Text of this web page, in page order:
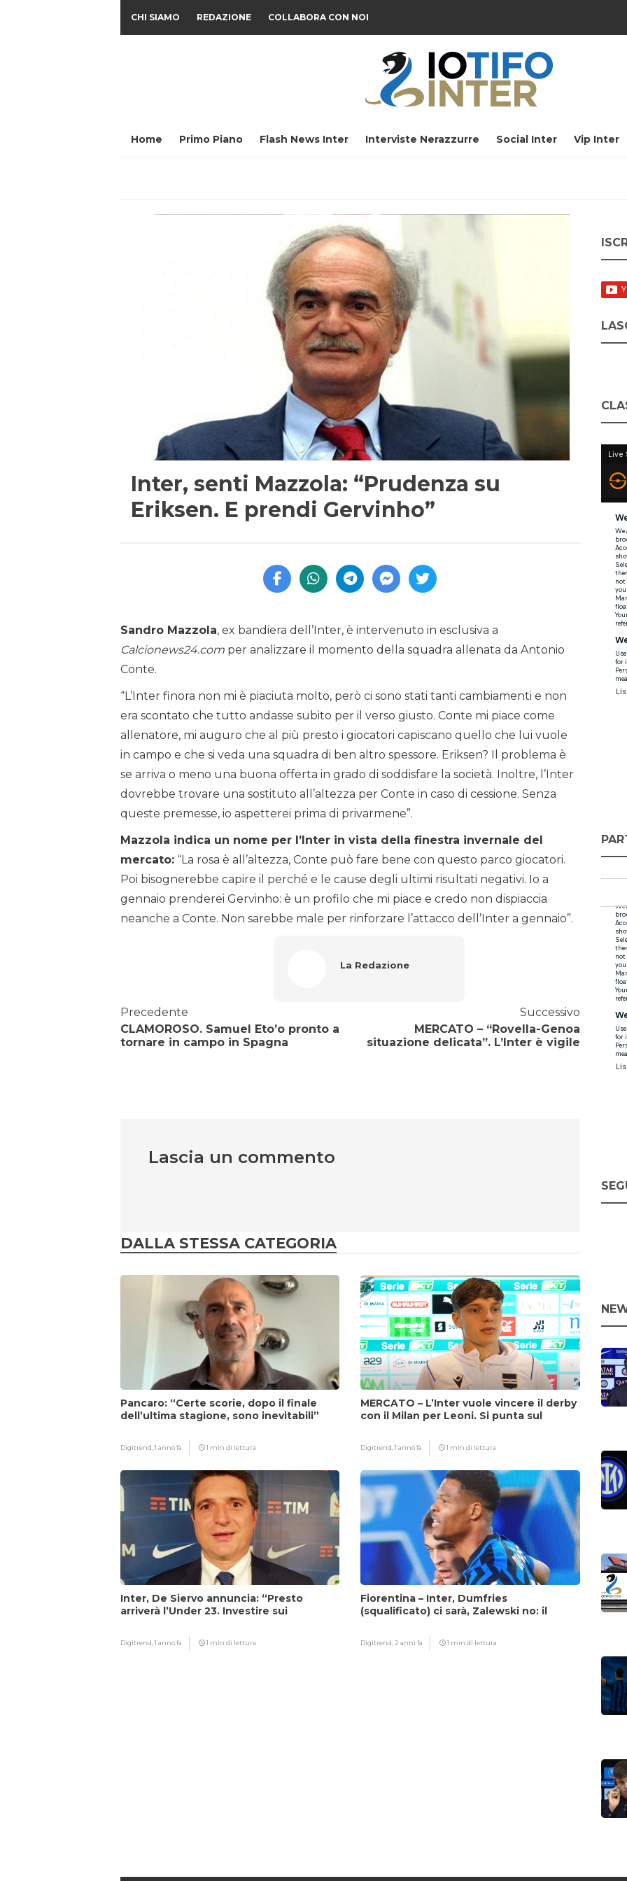
CHI SIAMO REDAZIONE COLLABORA CON NOI
Home Primo Piano Flash News Inter Interviste Nerazzurre Social Inter Vip Inter
Inter, senti Mazzola: “Prudenza su
Eriksen. E prendi Gervinho”
Sandro Mazzola, ex bandiera dell’Inter, è intervenuto in esclusiva a
Calcionews24.com per analizzare il momento della squadra allenata da Antonio
Conte.
“L’Inter finora non mi è piaciuta molto, però ci sono stati tanti cambiamenti e non
era scontato che tutto andasse subito per il verso giusto. Conte mi piace come
allenatore, mi auguro che al più presto i giocatori capiscano quello che lui vuole
in campo e che si veda una squadra di ben altro spessore. Eriksen? Il problema è
se arriva o meno una buona offerta in grado di soddisfare la società. Inoltre, l’Inter
dovrebbe trovare una sostituto all’altezza per Conte in caso di cessione. Senza
queste premesse, io aspetterei prima di privarmene”.
Mazzola indica un nome per l’Inter in vista della finestra invernale del
mercato: “La rosa è all’altezza, Conte può fare bene con questo parco giocatori.
Poi bisognerebbe capire il perché e le cause degli ultimi risultati negativi. Io a
gennaio prenderei Gervinho: è un profilo che mi piace e credo non dispiaccia
neanche a Conte. Non sarebbe male per rinforzare l’attacco dell’Inter a gennaio”.
La Redazione
Precedente
CLAMOROSO. Samuel Eto’o pronto a
tornare in campo in Spagna
Successivo
MERCATO – “Rovella-Genoa
situazione delicata”. L’Inter è vigile
Lascia un commento
DALLA STESSA CATEGORIA
Pancaro: “Certe scorie, dopo il finale
dell’ultima stagione, sono inevitabili”
Digitrend,1 anno fa 1 min di lettura
MERCATO – L’Inter vuole vincere il derby
con il Milan per Leoni. Si punta sul
Digitrend,1 anno fa 1 min di lettura
Inter, De Siervo annuncia: “Presto
arriverà l’Under 23. Investire sui
Digitrend,1 anno fa 1 min di lettura
Fiorentina – Inter, Dumfries
(squalificato) ci sarà, Zalewski no: il
Digitrend,2 anni fa 1 min di lettura